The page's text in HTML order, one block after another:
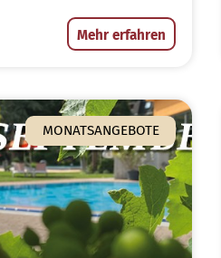
Mehr erfahren
MONATSANGEBOTE